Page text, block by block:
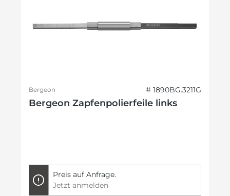
Bergeon # 1890BG.3211G
Bergeon Zapfenpolierfeile links
Preis auf Anfrage.
Jetzt anmelden